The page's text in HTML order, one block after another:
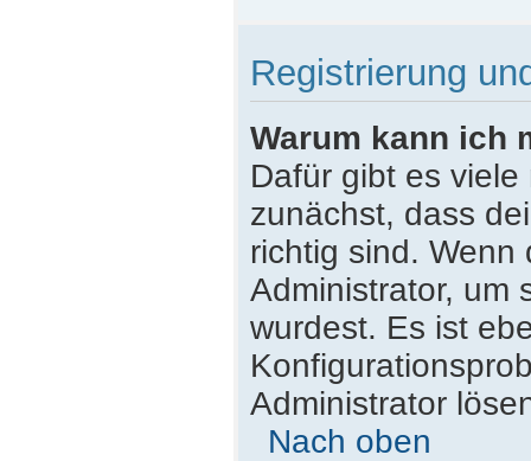
Registrierung
Warum kann ich
Dafür gibt es
zunächst, dass
richtig sind. Wenn
Administrator, um
wurdest. Es ist
Administrator
Nach oben